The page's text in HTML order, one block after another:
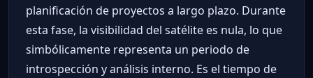
planificación de proyectos a largo plazo. Durante
esta fase, la visibilidad del satélite es nula, lo que
simbólicamente representa un periodo de
introspección y análisis interno. Es el tiempo de